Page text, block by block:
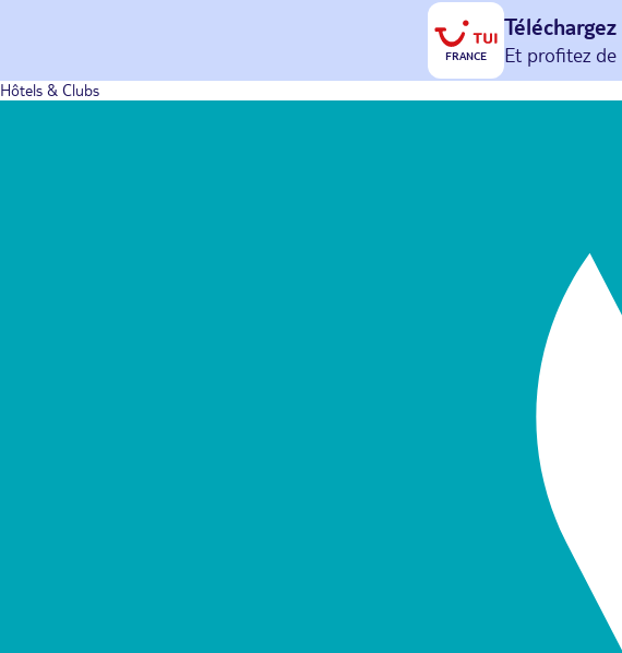
FRANCE
Et profitez de
avec le code :
Hôtels & Clubs